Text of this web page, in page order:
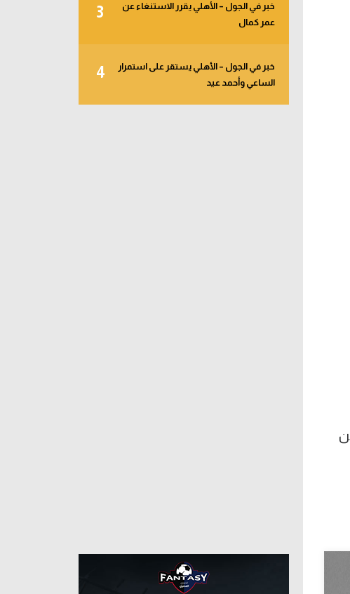
من
3
خبر في الجول – الأهلي يقرر الاستنغاء عن
عمر كمال
4
خبر في الجول – الأهلي يستقر على استمرار
الساعي وأحمد عيد